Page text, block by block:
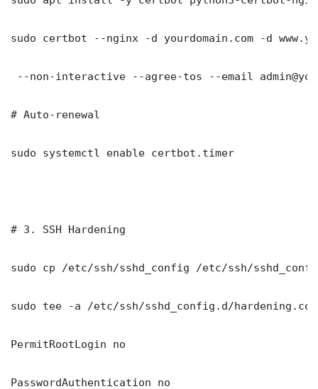
sudo certbot --nginx -d yourdomain.com -d
--non-interactive --agree-tos --email
# Auto-renewal
sudo systemctl enable certbot.timer
# 3. SSH Hardening
sudo cp /etc/ssh/sshd_config /etc/ssh/
sudo tee -a /etc/ssh/sshd_config.d/
PermitRootLogin no
PasswordAuthentication no